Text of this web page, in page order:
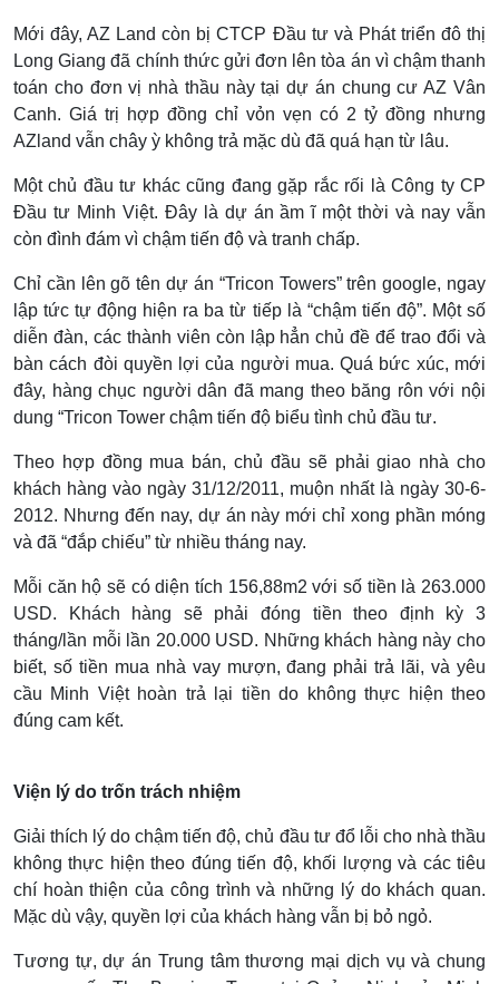
Mới đây, AZ Land còn bị CTCP Đầu tư và Phát triển đô thị
Long Giang đã chính thức gửi đơn lên tòa án vì chậm thanh
toán cho đơn vị nhà thầu này tại dự án chung cư AZ Vân
Canh. Giá trị hợp đồng chỉ vỏn vẹn có 2 tỷ đồng nhưng
AZland vẫn chây ỳ không trả mặc dù đã quá hạn từ lâu.
Một chủ đầu tư khác cũng đang gặp rắc rối là Công ty CP
Đầu tư Minh Việt. Đây là dự án ầm ĩ một thời và nay vẫn
còn đình đám vì chậm tiến độ và tranh chấp.
Chỉ cần lên gõ tên dự án “Tricon Towers” trên google, ngay
lập tức tự động hiện ra ba từ tiếp là “chậm tiến độ”. Một số
diễn đàn, các thành viên còn lập hẳn chủ đề để trao đổi và
bàn cách đòi quyền lợi của người mua. Quá bức xúc, mới
đây, hàng chục người dân đã mang theo băng rôn với nội
dung “Tricon Tower chậm tiến độ biểu tình chủ đầu tư.
Theo hợp đồng mua bán, chủ đầu sẽ phải giao nhà cho
khách hàng vào ngày 31/12/2011, muộn nhất là ngày 30-6-
2012. Nhưng đến nay, dự án này mới chỉ xong phần móng
và đã “đắp chiếu” từ nhiều tháng nay.
Mỗi căn hộ sẽ có diện tích 156,88m2 với số tiền là 263.000
USD. Khách hàng sẽ phải đóng tiền theo định kỳ 3
tháng/lần mỗi lần 20.000 USD. Những khách hàng này cho
biết, số tiền mua nhà vay mượn, đang phải trả lãi, và yêu
cầu Minh Việt hoàn trả lại tiền do không thực hiện theo
đúng cam kết.
Viện lý do trốn trách nhiệm
Giải thích lý do chậm tiến độ, chủ đầu tư đổ lỗi cho nhà thầu
không thực hiện theo đúng tiến độ, khối lượng và các tiêu
chí hoàn thiện của công trình và những lý do khách quan.
Mặc dù vậy, quyền lợi của khách hàng vẫn bị bỏ ngỏ.
Tương tự, dự án Trung tâm thương mại dịch vụ và chung